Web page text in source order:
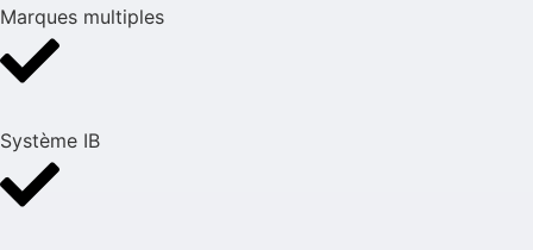
Marques multiples
Système IB